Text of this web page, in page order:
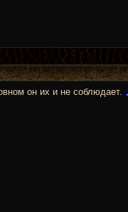
он их и не соблюдает.